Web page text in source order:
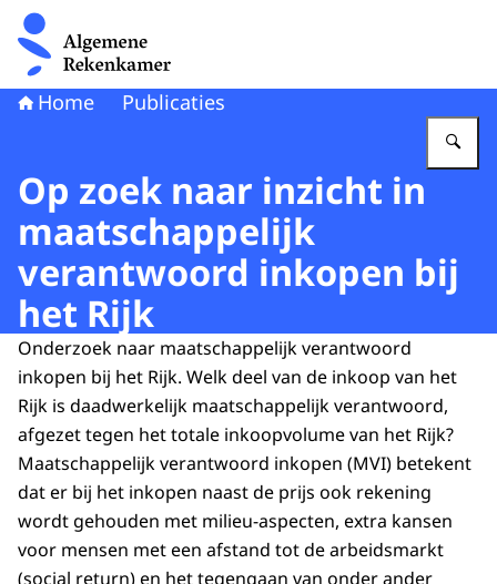
Naar de homepage van Algemene Rekenkamer
Home Publicaties
Op zoek naar inzicht in
maatschappelijk
verantwoord inkopen bij
het Rijk
Onderzoek naar maatschappelijk verantwoord
inkopen bij het Rijk. Welk deel van de inkoop van het
Rijk is daadwerkelijk maatschappelijk verantwoord,
afgezet tegen het totale inkoopvolume van het Rijk?
Maatschappelijk verantwoord inkopen (MVI) betekent
dat er bij het inkopen naast de prijs ook rekening
wordt gehouden met milieu-aspecten, extra kansen
voor mensen met een afstand tot de arbeidsmarkt
(social return) en het tegengaan van onder ander